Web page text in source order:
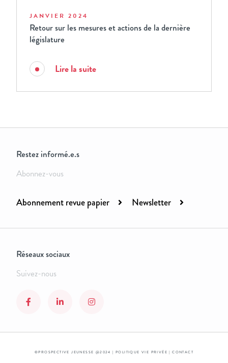
JANVIER 2024
Retour sur les mesures et actions de la dernière
législature
Lire la suite
Restez informé.e.s
Abonnez-vous
Abonnement revue papier Newsletter
Réseaux sociaux
Suivez-nous
©PROSPECTIVE JEUNESSE @2024 | POLITIQUE VIE PRIVÉE |CONTACT